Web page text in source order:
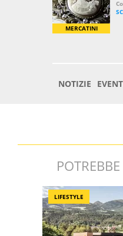
LIFESTYLE